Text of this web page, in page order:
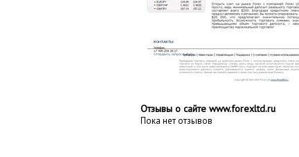
Отзывы о сайте www.forexltd.ru
Пока нет отзывов